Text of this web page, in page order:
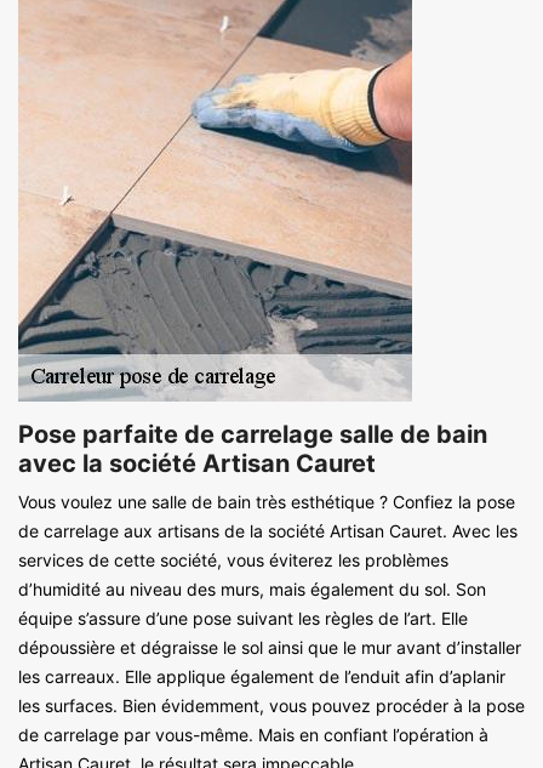
Pose parfaite de carrelage salle de bain
avec la société Artisan Cauret
Vous voulez une salle de bain très esthétique ? Confiez la pose
de carrelage aux artisans de la société Artisan Cauret. Avec les
services de cette société, vous éviterez les problèmes
d’humidité au niveau des murs, mais également du sol. Son
équipe s’assure d’une pose suivant les règles de l’art. Elle
dépoussière et dégraisse le sol ainsi que le mur avant d’installer
les carreaux. Elle applique également de l’enduit afin d’aplanir
les surfaces. Bien évidemment, vous pouvez procéder à la pose
de carrelage par vous-même. Mais en confiant l’opération à
Artisan Cauret, le résultat sera impeccable.